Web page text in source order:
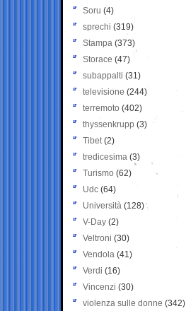
Soru (4)
sprechi (319)
Stampa (373)
Storace (47)
subappalti (31)
televisione(244)
terremoto (402)
thyssenkrupp (3)
Tibet(2)
tredicesima (3)
Turismo (62)
Udc (64)
Università (128)
V-Day (2)
Veltroni (30)
Vendola (41)
Verdi (16)
Vincenzi (30)
violenza sulle donne (342)